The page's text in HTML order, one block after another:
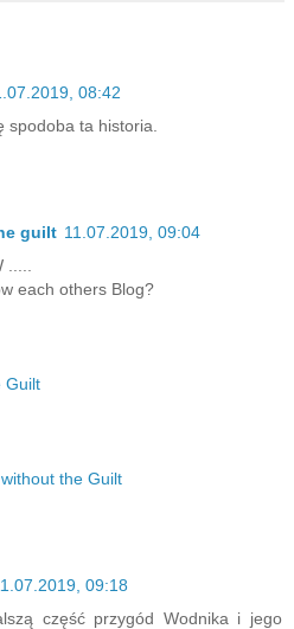
08:42
spodoba ta historia.
guilt 11.07.2019, 09:04
each others Blog?
Guilt
the Guilt
09:18
część przygód Wodnika i jego